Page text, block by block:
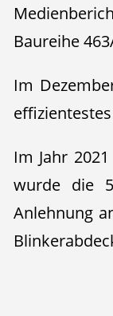
Baureihe
Im
Im Jahr
wurde die
Anlehnung